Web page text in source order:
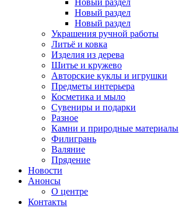
Новый раздел
Новый раздел
Новый раздел
Украшения ручной работы
Литьё и ковка
Изделия из дерева
Шитье и кружево
Авторские куклы и игрушки
Предметы интерьера
Косметика и мыло
Сувениры и подарки
Разное
Камни и природные материалы
Филигрань
Валяние
Прядение
Новости
Анонсы
О центре
Контакты